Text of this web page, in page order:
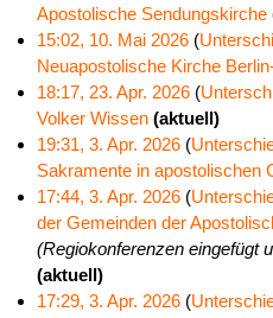
u
s
a
m
m
e
n
f
a
s
s
u
n
e
B
e
a
r
b
e
i
t
u
n
e
i
n
e
B
e
a
r
b
e
i
t
Apostolische Sendungskirche
K
e
i
n
e
B
e
a
r
b
e
0
M
15:02, 10. Mai 2026
Neuapostolische Kirche
K
e
i
n
e
B
e
a
r
3
A
18:17, 23. Apr. 2026
Volker Wissen
K
e
i
n
e
B
e
aktuell
19:31, 3. Apr. 2026
Sakramente in apostolischen
K
e
i
n
e
17:44, 3. Apr. 2026
der Gemeinden der
Regiokonferenzen eingefügt
aktuell
17:29, 3. Apr. 2026